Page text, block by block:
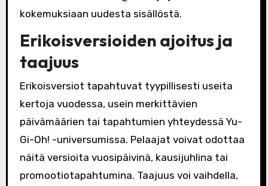
kokemuksiaan uudesta sisällöstä.
Erikoisversioiden ajoitus ja
taajuus
Erikoisversiot tapahtuvat tyypillisesti useita
kertoja vuodessa, usein merkittävien
päivämäärien tai tapahtumien yhteydessä Yu-
Gi-Oh! -universumissa. Pelaajat voivat odottaa
näitä versioita vuosipäivinä, kausijuhlina tai
promootiotapahtumina. Taajuus voi vaihdella,